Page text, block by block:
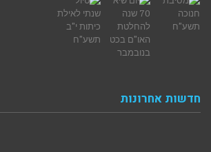
חדשות אחרונות